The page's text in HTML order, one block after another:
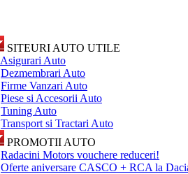
SITEURI AUTO UTILE
Asigurari Auto
Dezmembrari Auto
Firme Vanzari Auto
Piese si Accesorii Auto
Tuning Auto
Transport si Tractari Auto
PROMOTII AUTO
Radacini Motors vouchere reduceri!
Oferte aniversare CASCO + RCA la